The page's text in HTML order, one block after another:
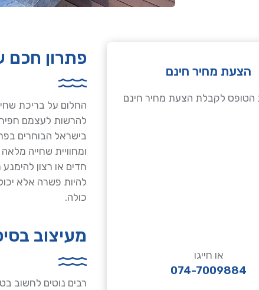
פתרון
החלום על בריכת
להרשות לעצמם
בישראל הבוחרים
ומחוויית שחייה
חדים או רצון
להיות פשרה אלא
כולה.
מעיצוב
רבים נוטים לחשוב
הצעת מחיר חינם
הטופס לקבלת הצעת מחיר חינם
או חייגו
074-7009884